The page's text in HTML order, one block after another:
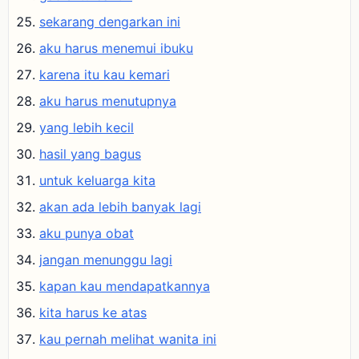
sekarang dengarkan ini
aku harus menemui ibuku
karena itu kau kemari
aku harus menutupnya
yang lebih kecil
hasil yang bagus
untuk keluarga kita
akan ada lebih banyak lagi
aku punya obat
jangan menunggu lagi
kapan kau mendapatkannya
kita harus ke atas
kau pernah melihat wanita ini